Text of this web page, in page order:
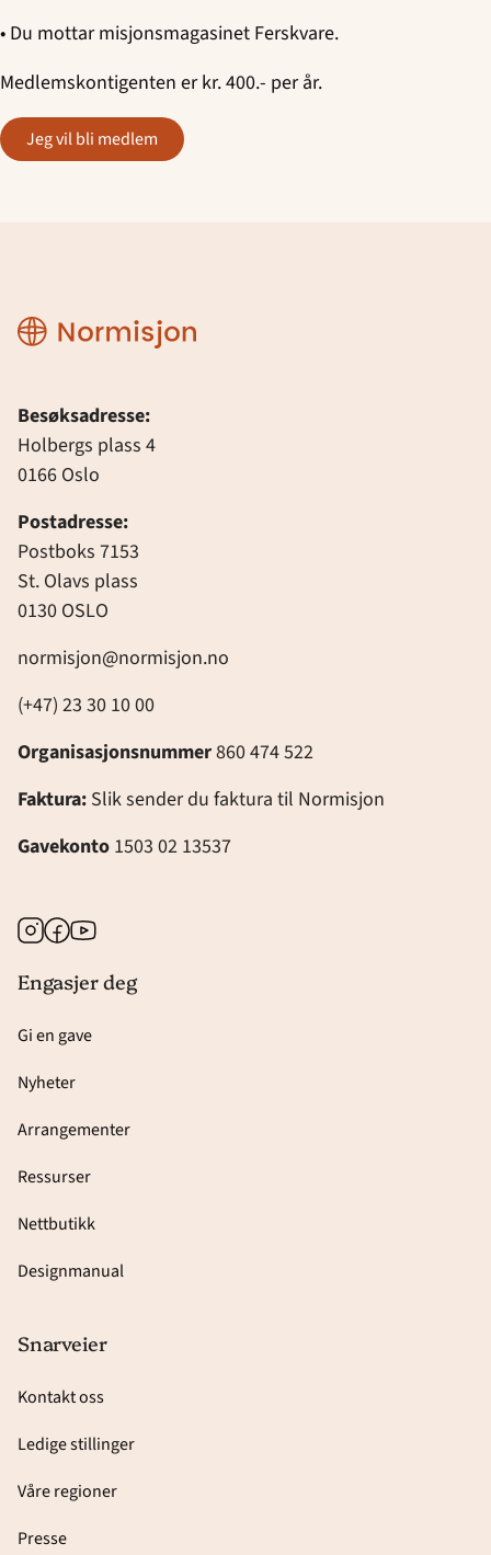
• Du mottar misjonsmagasinet Ferskvare.
Medlemskontigenten er kr. 400.- per år.
Jeg vil bli medlem
Normisjon
Besøksadresse:
Holbergs plass 4
0166 Oslo
Postadresse:
Postboks 7153
St. Olavs plass
0130 OSLO
normisjon@normisjon.no
(+47) 23 30 10 00
Organisasjonsnummer860 474 522
Faktura: Slik sender du faktura til Normisjon
Gavekonto 1503 02 13537
Instagram
Facebook
Youtube
Engasjer deg
Gi en gave
Nyheter
Arrangementer
Ressurser
Nettbutikk
Designmanual
Snarveier
Kontakt oss
Ledige stillinger
Våre regioner
Presse